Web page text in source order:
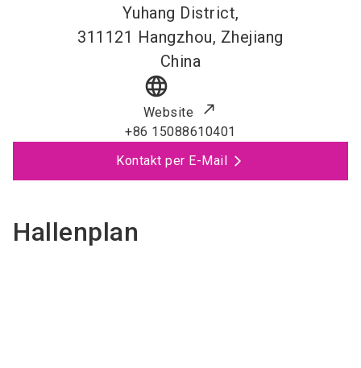
Yuhang District,
311121 Hangzhou, Zhejiang
China
language
Website
+86 15088610401
Kontakt per E-Mail
Hallenplan